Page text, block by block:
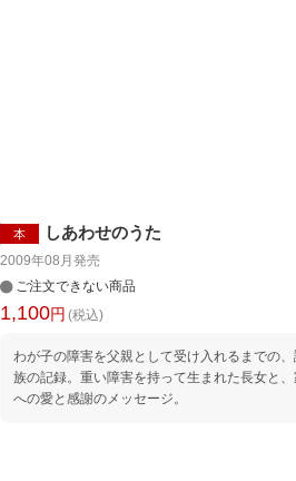
本 しあわせのうた
2009年08月発売
ご注文できない商品
1,100円 (税込)
わが子の障害を父親として受け入れるまでの
族の記録。重い障害を持って生まれた長女と
への愛と感謝のメッセージ。